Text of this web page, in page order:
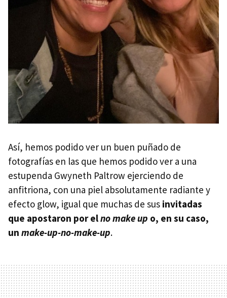
Así, hemos podido ver un buen puñado de
fotografías en las que hemos podido ver a una
estupenda Gwyneth Paltrow ejerciendo de
anfitriona, con una piel absolutamente radiante y
efecto glow, igual que muchas de sus invitadas
que apostaron por elno make up o, en su caso,
un make-up-no-make-up.